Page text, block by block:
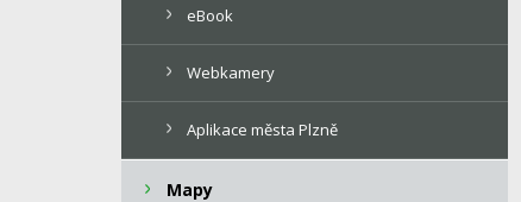
eBook
Webkamery
Aplikace města Plzně
Mapy